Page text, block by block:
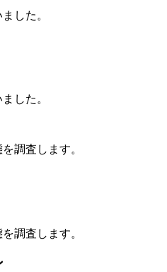
した。
した。
調査します。
調査します。